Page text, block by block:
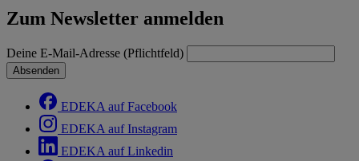
Zum Newsletter anmelden
Deine E-Mail-Adresse (Pflichtfeld)
Absenden
EDEKA auf Facebook
EDEKA auf Instagram
EDEKA auf Linkedin